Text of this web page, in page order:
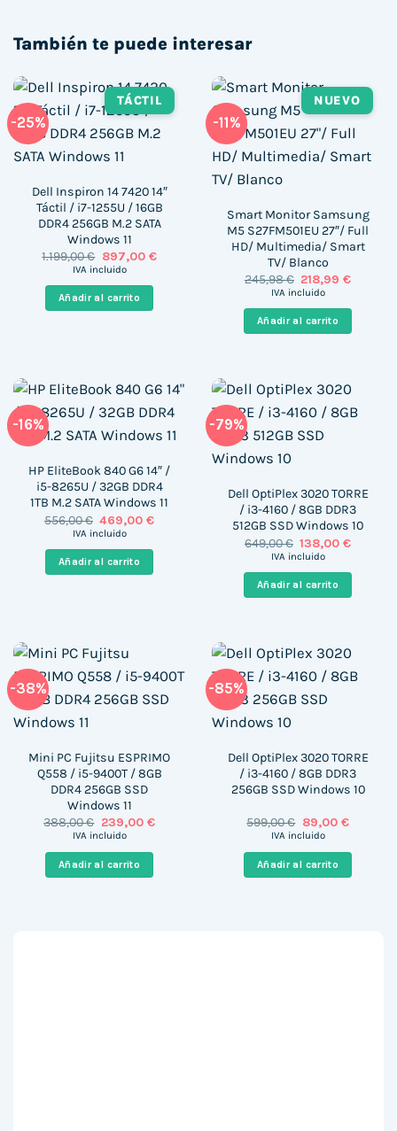
También te puede interesar
-25%
TÁCTIL
Dell Inspiron 14 7420 14″
Táctil / i7-1255U / 16GB
DDR4 256GB M.2 SATA
Windows 11
1.199,00€ El
precio
era:
1.199,00 €.
897,00 €El
IVA incluido
Añadir al carrito
-11%
NUEVO
Smart Monitor Samsung
M5 S27FM501EU 27″/ Full
HD/ Multimedia/ Smart
TV/ Blanco
245,98€ El
precio
era:
245,98 €.
218,99€El
es:
218,99
IVA incluido
Añadir al carrito
-16%
HP EliteBook 840 G6 14″ /
i5-8265U / 32GB DDR4
1TB M.2 SATA Windows 11
556,00€ El
precio
era:
556,00 €.
469,00€El
IVA incluido
Añadir al carrito
-79%
Dell OptiPlex 3020 TORRE
/ i3-4160 / 8GB DDR3
512GB SSD Windows 10
649,00€ El
precio
era:
649,00 €.
138,00€El
es:
138,00
IVA incluido
Añadir al carrito
-38%
Mini PC Fujitsu ESPRIMO
Q558 / i5-9400T / 8GB
DDR4 256GB SSD
Windows 11
388,00€ El
precio
era:
388,00 €.
239,00 €El
IVA incluido
Añadir al carrito
-85%
Dell OptiPlex 3020 TORRE
/ i3-4160 / 8GB DDR3
256GB SSD Windows 10
599,00€ El
precio
era:
599,00 €.
89,00 €El
es:
89,00 €.
IVA incluido
Añadir al carrito